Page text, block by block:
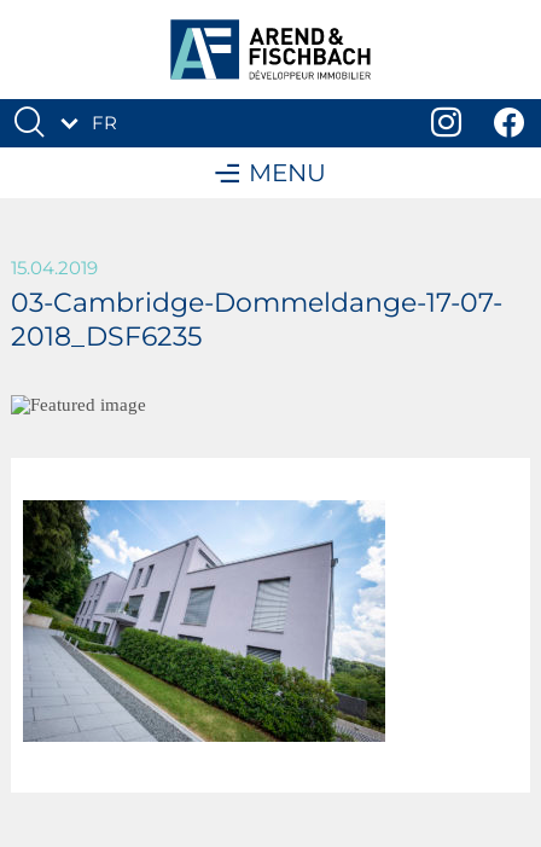
FR
MENU
15.04.2019
03-Cambridge-Dommeldange-17-07-
2018_DSF6235